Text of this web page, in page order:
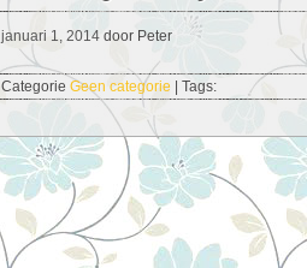
januari 1, 2014 door Peter
Categorie Geen categorie | Tags: